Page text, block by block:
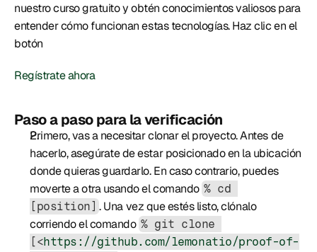
nuestro curso gratuito y obtén conocimientos valiosos para
entender cómo funcionan estas tecnologías. Haz clic en el
botón
Regístrate ahora
Paso a paso para la verificación
Primero, vas a necesitar clonar el proyecto. Antes de
hacerlo, asegúrate de estar posicionado en la ubicación
donde quieras guardarlo. En caso contrario, puedes
moverte a otra usando el comando % cd
[position] . Una vez que estés listo, clónalo
corriendo el comando % git clone
[<https://github.com/lemonatio/proof-of-